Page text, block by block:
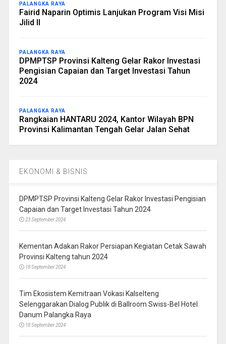
PALANGKA RAYA
Fairid Naparin Optimis Lanjukan Program Visi Misi
Jilid II
PALANGKA RAYA
DPMPTSP Provinsi Kalteng Gelar Rakor Investasi
Pengisian Capaian dan Target Investasi Tahun
2024
PALANGKA RAYA
Rangkaian HANTARU 2024, Kantor Wilayah BPN
Provinsi Kalimantan Tengah Gelar Jalan Sehat
EKONOMI & BISNIS
DPMPTSP Provinsi Kalteng Gelar Rakor Investasi Pengisian
Capaian dan Target Investasi Tahun 2024
23 September 2024
Kementan Adakan Rakor Persiapan Kegiatan Cetak Sawah
Provinsi Kalteng tahun 2024
18 September 2024
Tim Ekosistem Kemitraan Vokasi Kalselteng
Selenggarakan Dialog Publik di Ballroom Swiss-Bel Hotel
Danum Palangka Raya
18 September 2024